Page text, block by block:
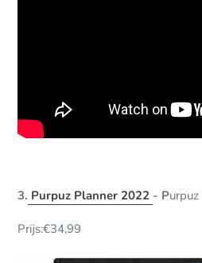
3. Purpuz Planner 2022 - Purpuz
Prijs:€34,99